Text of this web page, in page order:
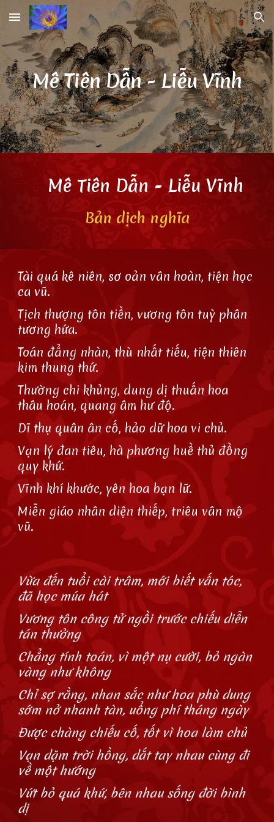
Skip to main content Skip to navigation
Mê Tiên Dẫn-Liễu Vĩnh
Mê Tiên Dẫn -Liễu Vĩnh
Bản dịch nghĩa
Tài quá kê niên, sơ oản vân hoàn, tiện học
ca vũ.
Tịch thượng tôn tiền, vương tôn tuỳ phân
tương hứa.
Toán đẳng nhàn, thù nhất tiếu, tiện thiên
kim thung thứ.
Thường chi khủng, dung dị thuấn hoa
thâu hoán, quang âm hư độ.
Dĩ thụ quân ân cố, hảo dữ hoa vi chủ.
Vạn lý đan tiêu, hà phương huề thủ đồng
quy khứ.
Vĩnh khí khước, yên hoa bạn lữ.
Miễn giáo nhân diện thiếp, triêu vân mộ
vũ.
Vừa đến tuổi cài trâm, mới biết vấn tóc,
đã học múa hát
Vương tôn công tử ngồi trước chiếu diễn
tán thưởng
Chẳng tính toán, vì một nụ cười, bỏ ngàn
vàng như không
Chỉ sợ rằng, nhan sắc như hoa phù dung
sớm nở nhanh tàn, uổng phí tháng ngày
Được chàng chiếu cố, tốt vì hoa làm chủ
Vạn dặm trời hồng, dắt tay nhau cùng đi
về một hướng
Vứt bỏ quá khứ, bên nhau sống đời bình
dị